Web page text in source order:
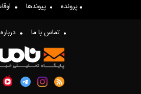
پرونده
پیوندها
تماس با ما